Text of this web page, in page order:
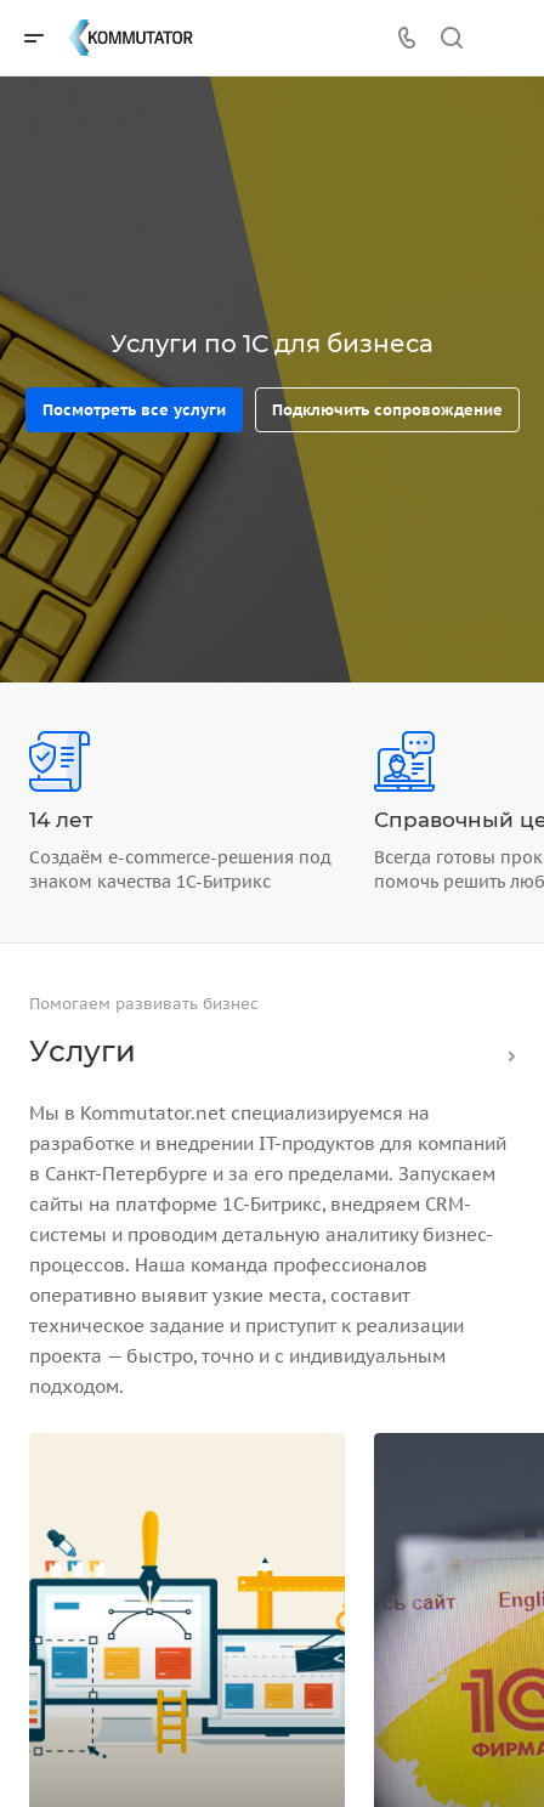
Услуги по 1С для бизнеса
Посмотреть все услуги Подключить сопровождение
14 лет
Создаём e-commerce-решения под
знаком качества 1С-Битрикс
Справочный
Всегда готовы
помочь решить
Помогаем развивать бизнес
Услуги
Мы в Kommutator.net специализируемся на
разработке и внедрении IT-продуктов для компаний
в Санкт-Петербурге и за его пределами. Запускаем
сайты на платформе 1С-Битрикс, внедряем CRM-
системы и проводим детальную аналитику бизнес-
процессов. Наша команда профессионалов
оперативно выявит узкие места, составит
техническое задание и приступит к реализации
проекта — быстро, точно и с индивидуальным
подходом.